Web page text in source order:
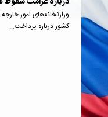
وزارتخانه‌های امور
کشور درباره پرداخت…